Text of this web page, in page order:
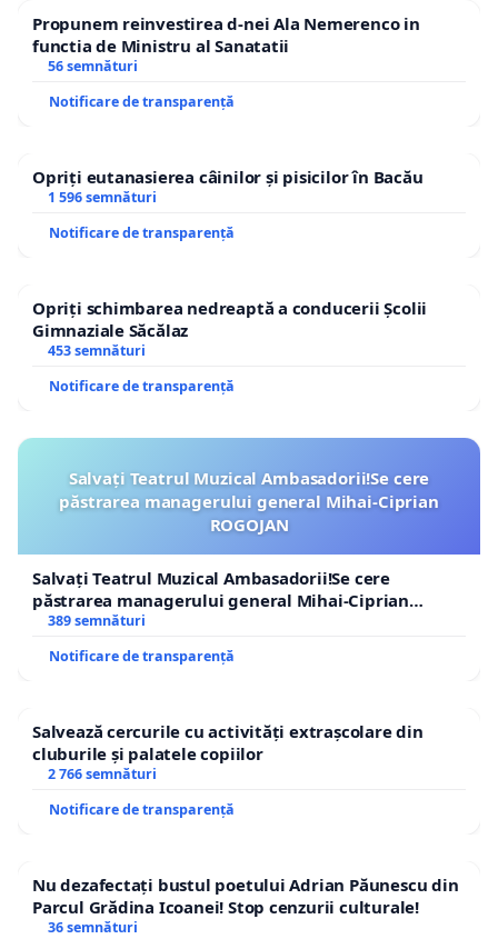
Propunem reinvestirea d-nei Ala Nemerenco in
functia de Ministru al Sanatatii
56 semnături
Notificare de transparență
Opriți eutanasierea câinilor și pisicilor în Bacău
1 596 semnături
Notificare de transparență
Opriți schimbarea nedreaptă a conducerii Școlii
Gimnaziale Săcălaz
453 semnături
Notificare de transparență
Salvați Teatrul Muzical Ambasadorii!Se cere
păstrarea managerului general Mihai-Ciprian
ROGOJAN
Salvați Teatrul Muzical Ambasadorii!Se cere
păstrarea managerului general Mihai-Ciprian
ROGOJAN
389 semnături
Notificare de transparență
Salvează cercurile cu activități extrașcolare din
cluburile și palatele copiilor
2 766 semnături
Notificare de transparență
Nu dezafectați bustul poetului Adrian Păunescu din
Parcul Grădina Icoanei! Stop cenzurii culturale!
36 semnături